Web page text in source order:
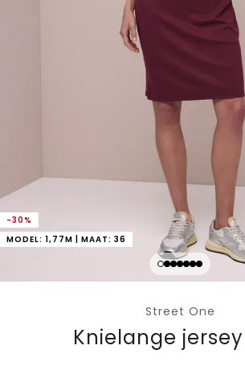
-30%
MODEL: 1,77M | MAAT: 36
Street One
Knielange